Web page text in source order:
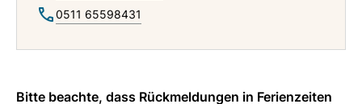
0511 65598431
Bitte beachte, dass Rückmeldungen in Ferienzeiten